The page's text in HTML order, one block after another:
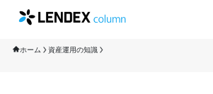
ホーム 資産運用の知識